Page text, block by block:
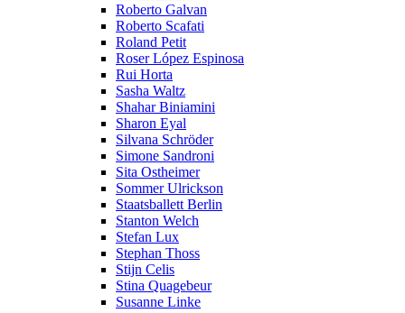
Roberto Galvan
Roberto Scafati
Roland Petit
Roser López Espinosa
Rui Horta
Sasha Waltz
Shahar Biniamini
Sharon Eyal
Silvana Schröder
Simone Sandroni
Sita Ostheimer
Sommer Ulrickson
Staatsballett Berlin
Stanton Welch
Stefan Lux
Stephan Thoss
Stijn Celis
Stina Quagebeur
Susanne Linke